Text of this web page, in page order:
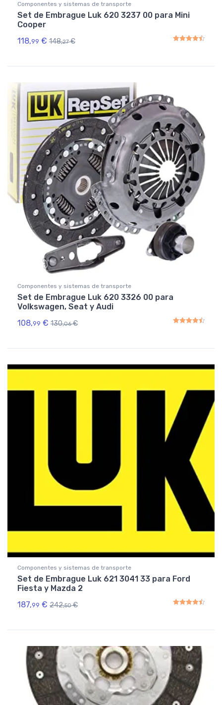
Componentes y sistemas de transporte
Set de Embrague Luk 620 3237 00 para Mini
Cooper
118,99 € 148,27 €
Componentes y sistemas de transporte
Set de Embrague Luk 620 3326 00 para
Volkswagen, Seat y Audi
108,99 € 130,06 €
Componentes y sistemas de transporte
Set de Embrague Luk 621 3041 33 para Ford
Fiesta y Mazda 2
187,99 € 242,50 €